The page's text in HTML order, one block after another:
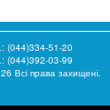
(044)334-51-20
(044)392-03-99
Всі права захищені.